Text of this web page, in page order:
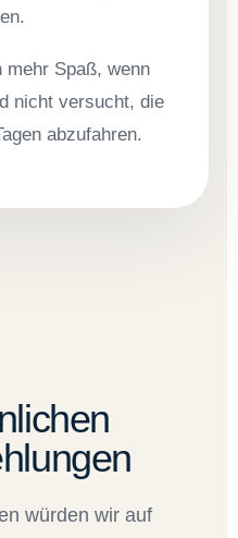
mehr Spaß, wenn
nicht versucht, die
abzufahren.
würden wir auf